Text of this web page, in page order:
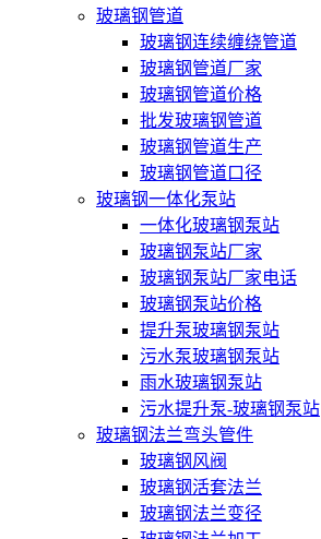
玻璃钢管道
玻璃钢连续缠绕管道
玻璃钢管道厂家
玻璃钢管道价格
批发玻璃钢管道
玻璃钢管道生产
玻璃钢管道口径
玻璃钢一体化泵站
一体化玻璃钢泵站
玻璃钢泵站厂家
玻璃钢泵站厂家电话
玻璃钢泵站价格
提升泵玻璃钢泵站
污水泵玻璃钢泵站
雨水玻璃钢泵站
污水提升泵-玻璃钢泵站
玻璃钢法兰弯头管件
玻璃钢风阀
玻璃钢活套法兰
玻璃钢法兰变径